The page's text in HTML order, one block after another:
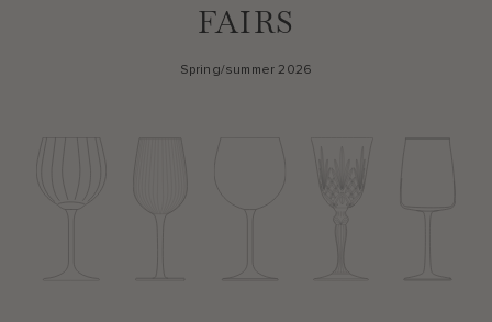
FAIRS
Spring/summer 2026